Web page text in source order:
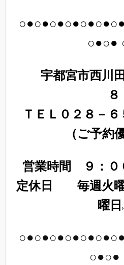
○●○●
宇都宮市西川田
８
ＴＥＬ０２８－
（ご予約
営業時間 ９：０
定休日 毎週火曜
曜日
○●○●